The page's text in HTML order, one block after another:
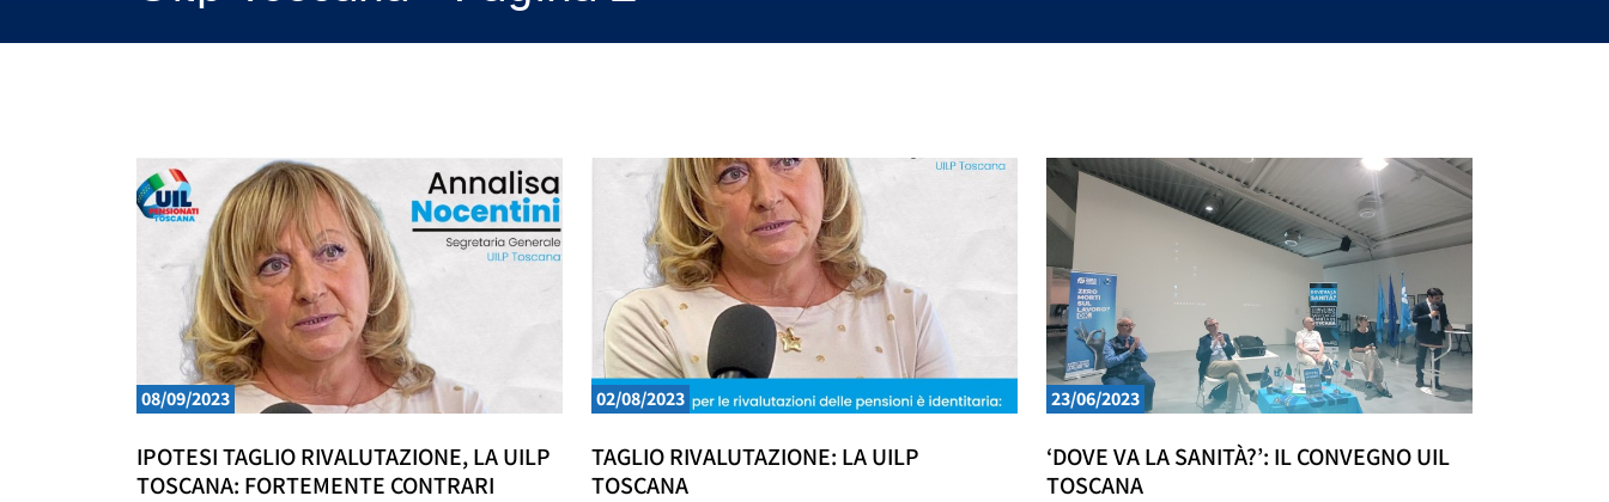
08/09/2023
IPOTESI TAGLIO RIVALUTAZIONE, LA UILP
TOSCANA: FORTEMENTE CONTRARI
02/08/2023
TAGLIO RIVALUTAZIONE: LA UILP
TOSCANA
23/06/2023
‘DOVE VA LA SANITÀ?’: IL CONVEGNO UIL
TOSCANA